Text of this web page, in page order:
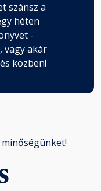
szánsz a
héten
-
vagy akár
közben!